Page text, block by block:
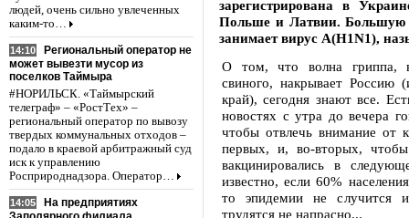
людей, очень сильно увлеченных
каким-то…
14:10
Региональный оператор не
может вывезти мусор из
поселков Таймыра
#НОРИЛЬСК. «Таймырский
телеграф» – «РостТех» –
региональный оператор по вывозу
твердых коммунальных отходов –
подало в краевой арбитражный суд
иск к управлению
Росприроднадзора. Оператор…
14:05
На предприятиях
зарегистрирована в
Польше и Латвии. Большую
занимает вирус А(H1N1),
О том, что волна гриппа,
свиного, накрывает Россию
край), сегодня знают все.
новостях с утра до вечера
чтобы отвлечь внимание от
первых, и, во-вторых,
вакцинировались в
известно, если 60%
то эпидемии не случится
трудятся не напрасно...